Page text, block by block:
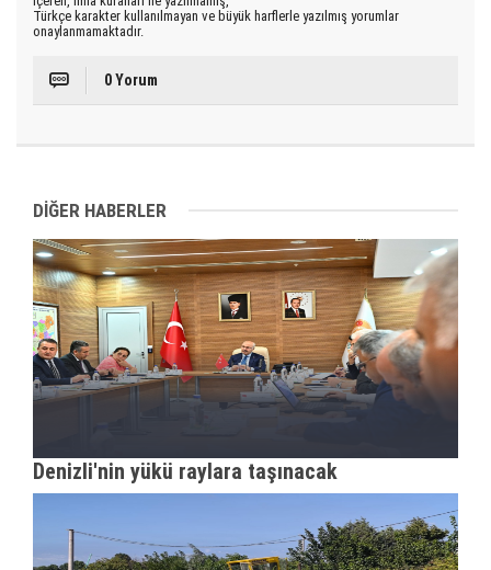
Türkçe karakter kullanılmayan ve büyük harflerle yazılmış yorumlar
onaylanmamaktadır.
0 Yorum
DİĞER HABERLER
Denizli'nin yükü raylara taşınacak